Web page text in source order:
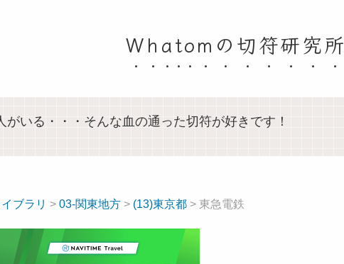
Whatomの切符研究所
いる・・・そんな血の通った切符が好きです！
ブラリ > 03-関東地方 > (13)東京都 > 東急電鉄